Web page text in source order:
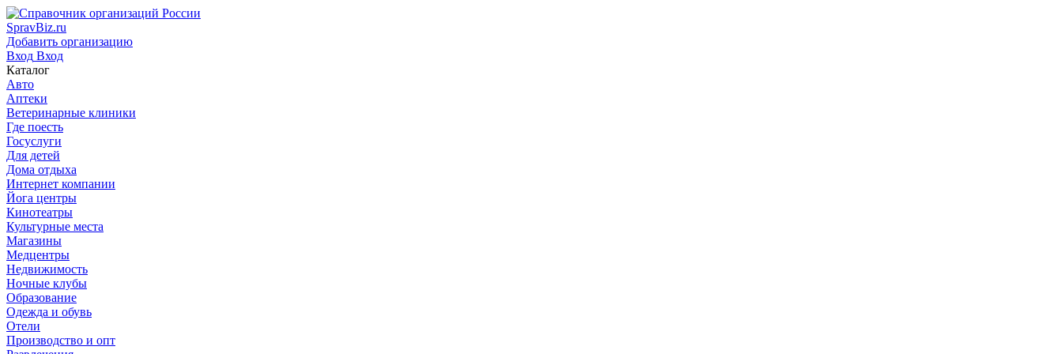
SpravBiz.ru
Добавить организацию
Вход Вход
Каталог
Авто
Аптеки
Ветеринарные клиники
Где поесть
Госуслуги
Для детей
Дома отдыха
Интернет компании
Йога центры
Кинотеатры
Культурные места
Магазины
Медцентры
Недвижимость
Ночные клубы
Образование
Одежда и обувь
Отели
Производство и опт